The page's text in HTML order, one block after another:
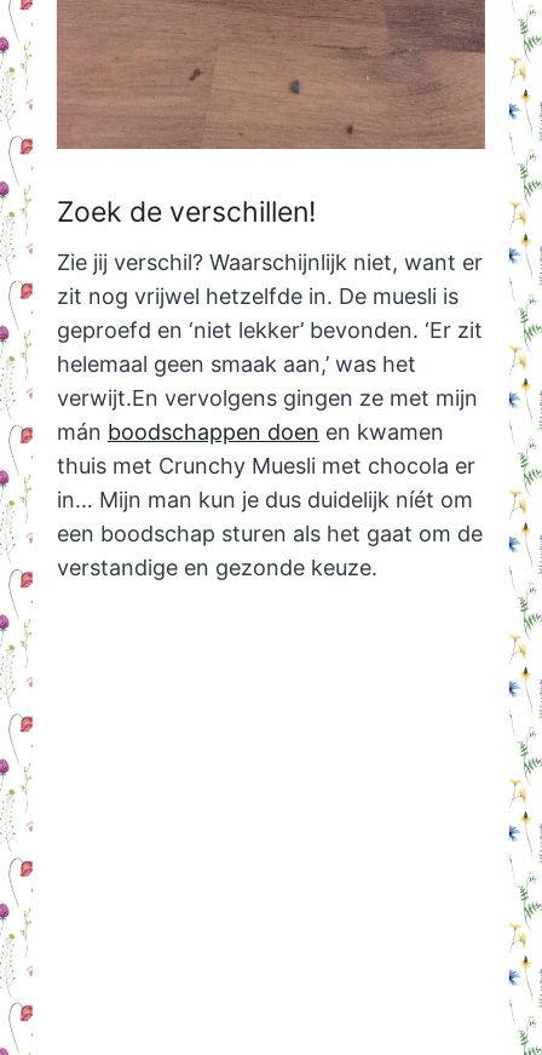
Zoek de verschillen!
Zie jij verschil? Waarschijnlijk niet, want er
zit nog vrijwel hetzelfde in. De muesli is
geproefd en ‘niet lekker’ bevonden. ‘Er zit
helemaal geen smaak aan,’ was het
verwijt.En vervolgens gingen ze met mijn
mán boodschappen doen en kwamen
thuis met Crunchy Muesli met chocola er
in… Mijn man kun je dus duidelijk níét om
een boodschap sturen als het gaat om de
verstandige en gezonde keuze.